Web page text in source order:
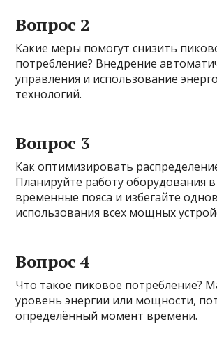
Вопрос 2
Какие меры помогут снизить
потребление? Внедрение
управления и использование
технологий.
Вопрос 3
Как оптимизировать
Планируйте работу оборудования
временные пояса и избегайте
использования всех мощных
Вопрос 4
Что такое пиковое потребление?
уровень энергии или мощности,
определённый момент времени.